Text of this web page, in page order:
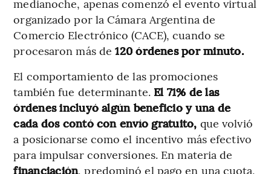
medianoche, apenas comenzó el evento virtual
organizado por la Cámara Argentina de
Comercio Electrónico (CACE), cuando se
procesaron más de 120 órdenes por minuto.
El comportamiento de las promociones
también fue determinante. El 71% de las
órdenes incluyó algún beneficio y una de
cada dos contó con envío gratuito, que volvió
a posicionarse como el incentivo más efectivo
para impulsar conversiones. En materia de
financiación, predominó el pago en una cuota,